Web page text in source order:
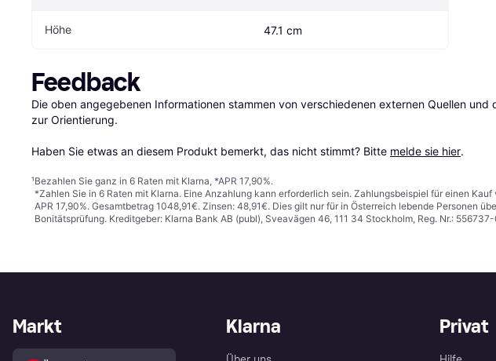
Höhe 47.1 cm
Feedback
Die oben angegebenen Informationen stammen von verschiedenen externen Quellen und
zur Orientierung.
Haben Sie etwas an diesem Produkt bemerkt, das nicht stimmt? Bitte melde sie hier.
¹Bezahlen Sie ganz in 6 Raten mit Klarna, *APR 17,90%.
*Zahlen Sie in 6 Raten mit Klarna. Eine Anzahlung kann erforderlich sein. Zahlungsbeispiel für einen
APR 17,90%. Gesamtbetrag 1048,91€. Zinsen: 48,91€. Dies gilt nur für in Österreich lebende Personen
Bonitätsprüfung. Kreditgeber: Klarna Bank AB (publ), Sveavägen 46, 111 34 Stockholm, Reg. Nr.:
Klarna Privat
Markt